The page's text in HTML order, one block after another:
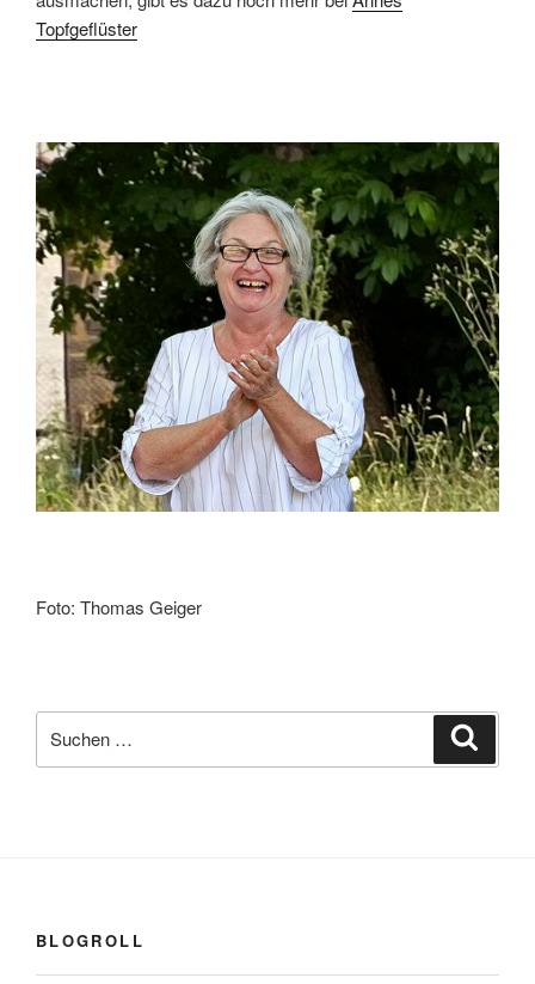
Topfgeflüster
Foto: Thomas Geiger
nach:
BLOGROLL